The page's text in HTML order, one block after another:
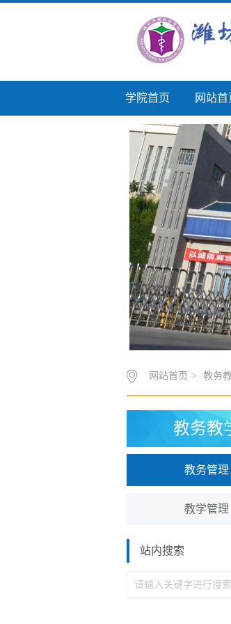
学院首页 网站首
网站首页 > 教务
教务教
教务管理
教学管理
站内搜索